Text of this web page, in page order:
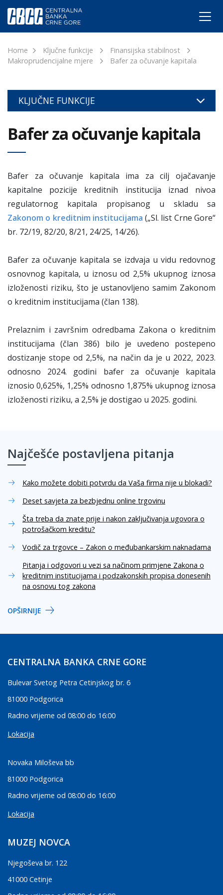
Home Ključne funkcije
Finansijska stabilnost
Makroprudencijalne mjere
Bafer za očuvanje kapitala
KLJUČNE FUNKCIJE
Bafer za očuvanje kapitala
Bafer za očuvanje kapitala ima za cilj ojačavanje
kapitalne pozicije kreditnih institucija iznad nivoa
regulatornog kapitala propisanog u skladu sa
Zakonom o kreditnim institucijama („Sl. list Crne Gore“
br. 72/19, 82/20, 8/21, 24/25, 14/26).
Bafer za očuvanje kapitala se izdvaja u vidu redovnog
osnovnog kapitala, u iznosu od 2,5% ukupnog iznosa
izloženosti riziku, što je ustanovljeno samim Zakonom
o kreditnim institucijama (član 138).
Prelaznim i završnim odredbama Zakona o kreditnim
institucijama (član 386) bilo je uvedeno postepeno
dostizanje stope od 2,5%, na način da je u 2022, 2023.
odnosno 2024. godini bafer za očuvanje kapitala
iznosio 0,625%, 1,25% odnosno 1,875% ukupnog iznosa
izloženosti riziku, a 2,5% je dostigao u 2025. godini.
Najčešće postavljena pitanja
Kako možete dobiti potvrdu da Vaša firma nije u blokadi?
Deset savjeta za bezbjednu online trgovinu
Šta treba da znate prije i nakon zaključivanja ugovora o
potrošačkom kreditu?
Vodič za trgovce – Zakon o međubankarskim naknadama
Pitanja i odgovori u vezi sa načinom primjene Zakona o
kreditnim institucijama i podzakonskih propisa donesenih
na osnovu tog zakona
OPŠIRNIJE
CENTRALNA BANKA CRNE GORE
Bulevar Svetog Petra Cetinjskog br. 6
81000 Podgorica
Radno vrijeme od 08:00 do 16:00
Lokacija
Novaka Miloševa bb
81000 Podgorica
Radno vrijeme od 08:00 do 16:00
Lokacija
MUZEJ NOVCA
Njegoševa br. 122
41000 Cetinje